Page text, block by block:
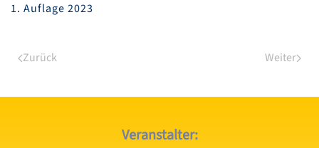
1. Auflage 2023
Zurück Weiter
Veranstalter: